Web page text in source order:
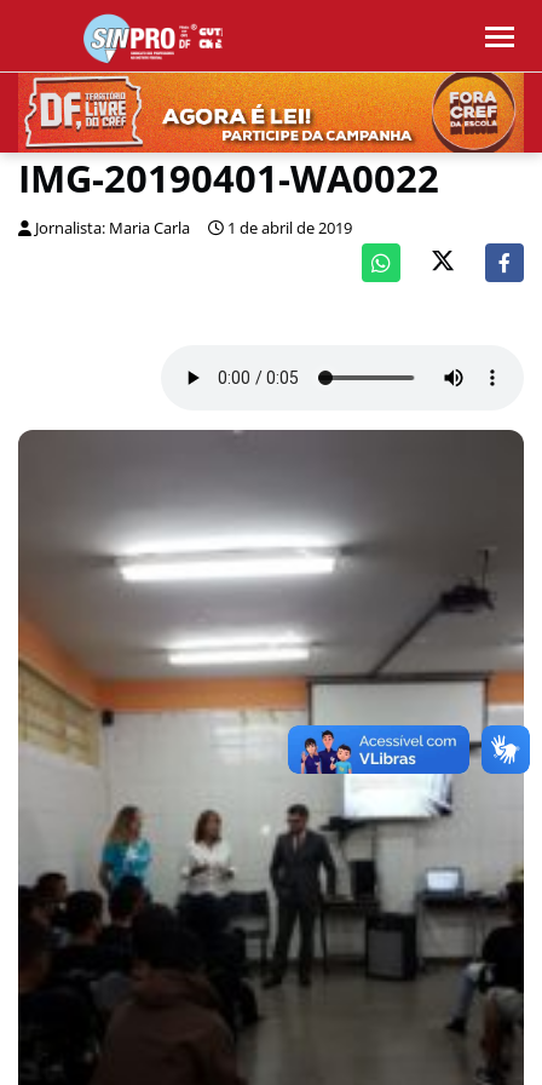
IMG-20190401-WA0022
Jornalista: Maria Carla 1 de abril de 2019